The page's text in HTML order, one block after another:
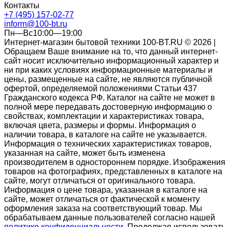
Контакты
+7 (495) 157-02-77
inform@100-bt.ru
Пн—Вс10:00—19:00
Интернет-магазин бытовой техники 100-BT.RU © 2026 |
Обращаем Ваше внимание на то, что данный интернет-
сайт носит исключительно информационный характер и
ни при каких условиях информационные материалы и
цены, размещенные на сайте, не являются публичной
офертой, определяемой положениями Статьи 437
Гражданского кодекса РФ. Каталог на сайте не может в
полной мере передавать достоверную информацию о
свойствах, комплектации и характеристиках товара,
включая цвета, размеры и формы. Информация о
наличии товара, в каталоге на сайте не указывается.
Информация о технических характеристиках товаров,
указанная на сайте, может быть изменена
производителем в одностороннем порядке. Изображения
товаров на фотографиях, представленных в каталоге на
сайте, могут отличаться от оригинального товара.
Информация о цене товара, указанная в каталоге на
сайте, может отличаться от фактической к моменту
оформления заказа на соответствующий товар. Мы
обрабатываем данные пользователей согласно нашей